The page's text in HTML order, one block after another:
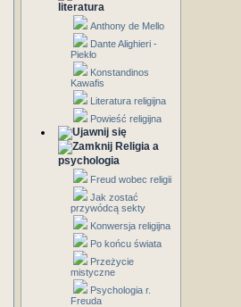
literatura
Anthony de Mello
Dante Alighieri -
Piekło
Konstandinos
Kawafis
Literatura religijna
Powieść religijna
Religia a
psychologia
Freud wobec religii
Jak zostać
przywódcą sekty
Konwersja religijna
Po końcu świata
Przeżycie
mistyczne
Psychologia r.
Freuda